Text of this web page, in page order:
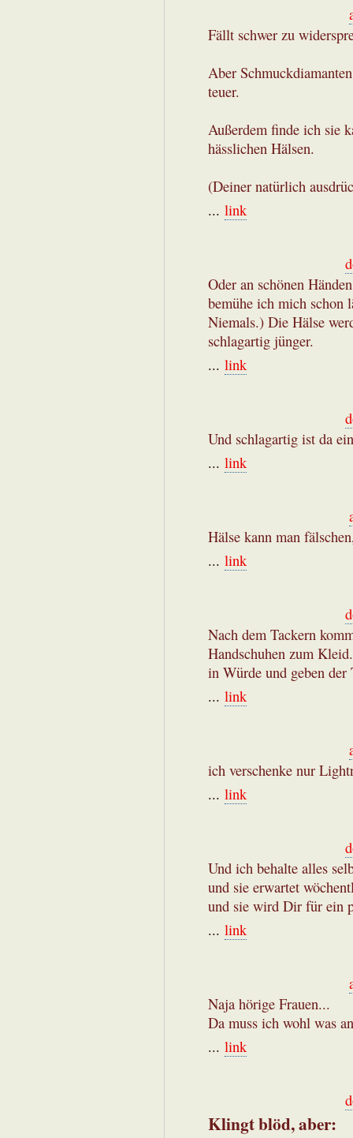
Fällt schwer zu
Aber
teuer.
Außerdem finde ich sie
hässlichen Hälsen.
(Deiner natürlich
... link
Oder an schönen
bemühe ich mich schon
Niemals.) Die Hälse
schlagartig jünger.
... link
Und schlagartig ist da
... link
Hälse kann man
... link
Nach dem Tackern
Handschuhen zum
in Würde und geben
... link
ich verschenke nur
... link
Und ich behalte alles
und sie erwartet
und sie wird Dir für ein
... link
Naja hörige Frauen...
Da muss ich wohl was
... link
Klingt blöd, aber: